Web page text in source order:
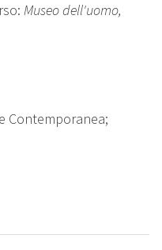
Museo dell'uomo,
Contemporanea;